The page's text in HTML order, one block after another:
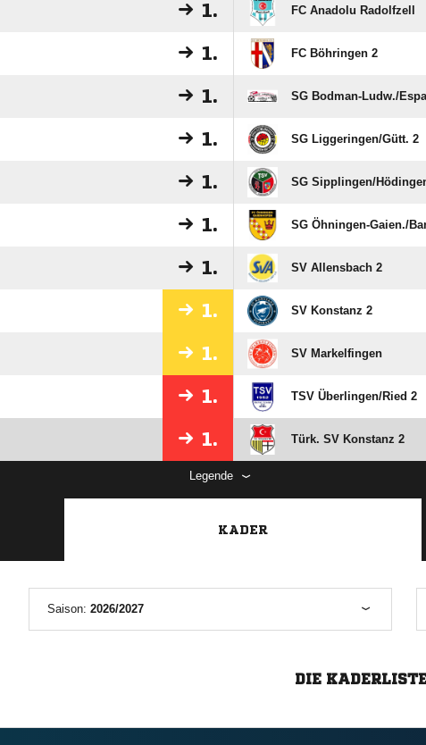
1. FC Anadolu Radolfzell
1. FC Böhringen 2
1. SG Bodman-Ludw./​
1. SG Liggeringen/​Gütt. 2
1. SG Sipplingen/​
1. SG Öhningen-Gaien./​
1. SV Allensbach 2
1. SV Konstanz 2
1. SV Markelfingen
1. TSV Überlingen/​Ried 2
1. Türk. SV Konstanz 2
Legende
KADER
Saison: 2026/2027
DIE